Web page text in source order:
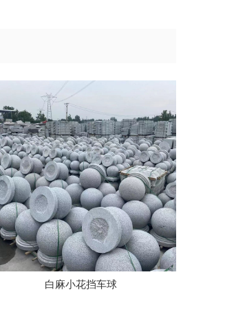
白麻小花挡车球